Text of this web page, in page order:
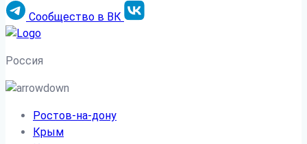
Сообщество в ВК
Россия
Ростов-на-дону
Крым